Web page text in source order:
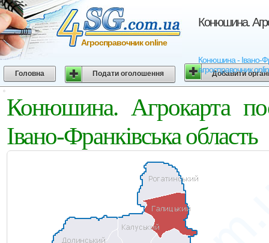
Конюшина.
Конюшина - Івано-
агросправочник
Агросправочник online
Головна Подати оголошення Добавити
Конюшина. Агрокарта
Івано-Франківська область